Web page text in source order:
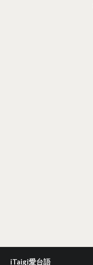
iTaigi愛台語